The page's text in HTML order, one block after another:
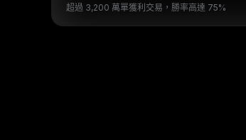
超過 3,200 萬單獲利交易，勝率高達 75%